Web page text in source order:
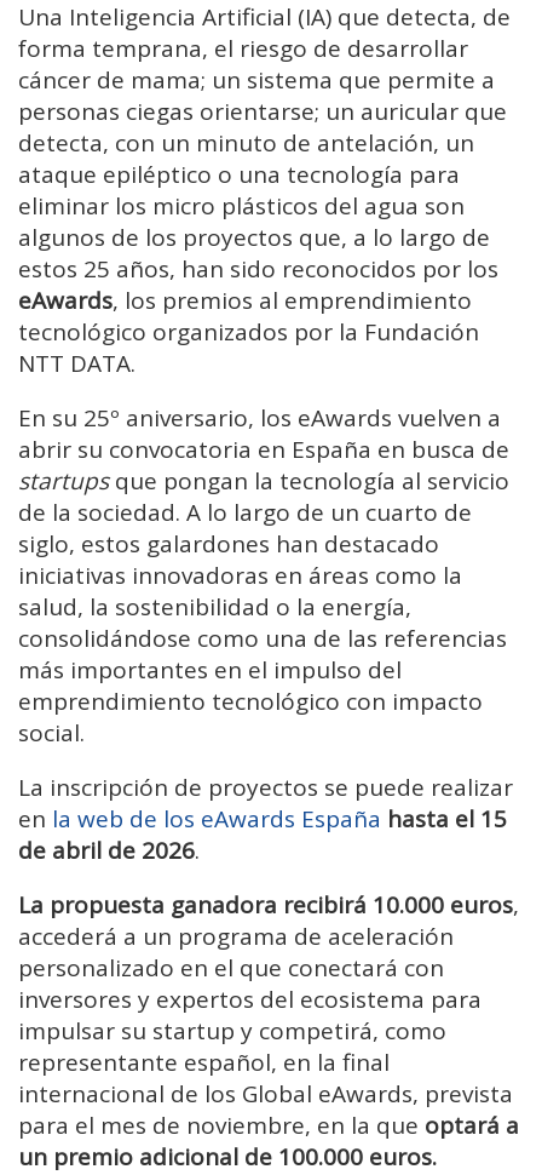
Una Inteligencia Artificial (IA) que detecta, de
forma temprana, el riesgo de desarrollar
cáncer de mama; un sistema que permite a
personas ciegas orientarse; un auricular que
detecta, con un minuto de antelación, un
ataque epiléptico o una tecnología para
eliminar los micro plásticos del agua son
algunos de los proyectos que, a lo largo de
estos 25 años, han sido reconocidos por los
eAwards, los premios al emprendimiento
tecnológico organizados por la Fundación
NTT DATA.
En su 25º aniversario, los eAwards vuelven a
abrir su convocatoria en España en busca de
startupsque pongan la tecnología al servicio
de la sociedad. A lo largo de un cuarto de
siglo, estos galardones han destacado
iniciativas innovadoras en áreas como la
salud, la sostenibilidad o la energía,
consolidándose como una de las referencias
más importantes en el impulso del
emprendimiento tecnológico con impacto
social.
La inscripción de proyectos se puede realizar
en la web de los eAwards España hasta el 15
de abril de 2026.
La propuesta ganadora recibirá 10.000 euros,
accederá a un programa de aceleración
personalizado en el que conectará con
inversores y expertos del ecosistema para
impulsar su startup y competirá, como
representante español, en la final
internacional de los Global eAwards, prevista
para el mes de noviembre, en la que optará a
un premio adicional de 100.000 euros.